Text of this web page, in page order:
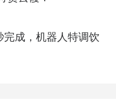
完成，机器人特调饮